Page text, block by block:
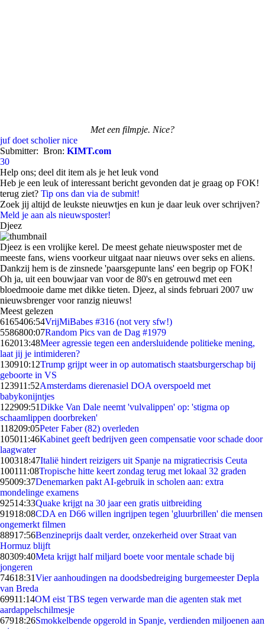
Met een filmpje. Nice?
juf doet scholier nice
Submitter: Bron: KIMT.com
30
Help ons; deel dit item als je het leuk vond
Heb je een leuk of interessant bericht gevonden dat je graag op FOK!
terug ziet? Tip ons dan via de submit!
Zoek jij altijd de leukste nieuwtjes en kun je daar leuk over schrijven?
Meld je aan als nieuwsposter!
Djeez
Djeez is een vrolijke kerel. De meest gehate nieuwsposter met de
meeste fans, wiens voorkeur uitgaat naar nieuws over seks en aliens.
Dankzij hem is de zinsnede 'paarsgepunte lans' een begrip op FOK!
Oh ja, uit een bouwjaar van voor de 80's en getrouwd met een
bloedmooie dame met dikke tieten. Djeez, al sinds februari 2007 uw
nieuwsbrenger voor ranzig nieuws!
Meest gelezen
6165406:54VrijMiBabes #316 (not very sfw!)
5586800:07Random Pics van de Dag #1979
162013:48Meer agressie tegen een andersluidende politieke mening,
laat jij je intimideren?
130910:12Trump grijpt weer in op automatisch staatsburgerschap bij
geboorte in VS
123911:52Amsterdams dierenasiel DOA overspoeld met
babykonijntjes
122909:51Dikke Van Dale neemt 'vulvalippen' op: 'stigma op
schaamlippen doorbreken'
118209:05Peter Faber (82) overleden
105011:46Kabinet geeft bedrijven geen compensatie voor schade door
laagwater
100318:47Italië hindert reizigers uit Spanje na migratiecrisis Ceuta
100111:08Tropische hitte keert zondag terug met lokaal 32 graden
95009:37Denemarken pakt AI-gebruik in scholen aan: extra
mondelinge examens
92514:33Quake krijgt na 30 jaar een gratis uitbreiding
91918:08CDA en D66 willen ingrijpen tegen 'gluurbrillen' die mensen
ongemerkt filmen
88917:56Benzineprijs daalt verder, onzekerheid over Straat van
Hormuz blijft
80309:40Meta krijgt half miljard boete voor mentale schade bij
jongeren
74618:31Vier aanhoudingen na doodsbedreiging burgemeester Depla
van Breda
69911:14OM eist TBS tegen verwarde man die agenten stak met
aardappelschilmesje
67918:26Smokkelbende opgerold in Spanje, verdienden miljoenen aan